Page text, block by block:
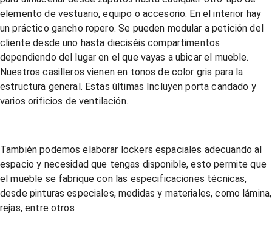
elemento de vestuario, equipo o accesorio. En el interior hay
un práctico gancho ropero. Se pueden modular a petición del
cliente desde uno hasta dieciséis compartimentos
dependiendo del lugar en el que vayas a ubicar el mueble.
Nuestros casilleros vienen en tonos de color gris para la
estructura general. Estas últimas Incluyen porta candado y
varios orificios de ventilación.
También podemos elaborar lockers espaciales adecuando al
espacio y necesidad que tengas disponible, esto permite que
el mueble se fabrique con las especificaciones técnicas,
desde pinturas especiales, medidas y materiales, como lámina,
rejas, entre otros